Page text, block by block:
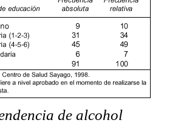
de alcohol